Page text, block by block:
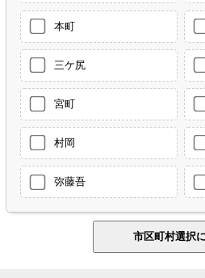
本町
三ケ尻
宮町
村岡
弥藤吾